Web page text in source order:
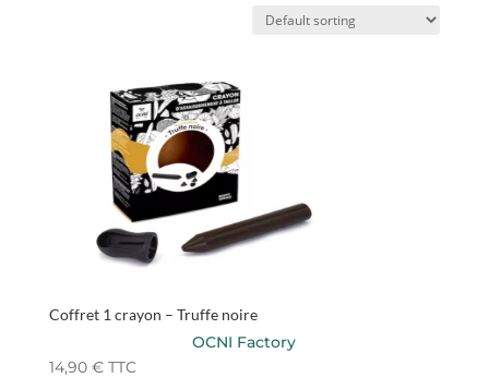
Coffret 1 crayon – Truffe noire
OCNI Factory
14,90 € TTC